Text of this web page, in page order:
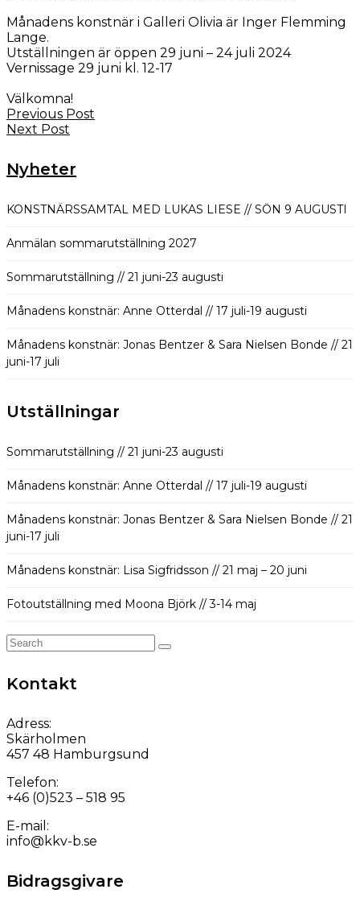
Månadens konstnär i Galleri Olivia är Inger Flemming
Lange.
Utställningen är öppen 29 juni – 24 juli 2024
Vernissage 29 juni kl. 12-17
Välkomna!
Previous Post
Next Post
Nyheter
KONSTNÄRSSAMTAL MED LUKAS LIESE // SÖN 9 AUGUSTI
Anmälan sommarutställning 2027
Sommarutställning // 21 juni-23 augusti
Månadens konstnär: Anne Otterdal // 17 juli-19 augusti
Månadens konstnär: Jonas Bentzer & Sara Nielsen Bonde // 21
juni-17 juli
Utställningar
Sommarutställning // 21 juni-23 augusti
Månadens konstnär: Anne Otterdal // 17 juli-19 augusti
Månadens konstnär: Jonas Bentzer & Sara Nielsen Bonde // 21
juni-17 juli
Månadens konstnär: Lisa Sigfridsson // 21 maj – 20 juni
Fotoutställning med Moona Björk // 3-14 maj
Search
for:
Kontakt
Adress:
Skärholmen
457 48 Hamburgsund
Telefon:
+46 (0)523 – 518 95
E-mail:
info@kkv-b.se
Bidragsgivare